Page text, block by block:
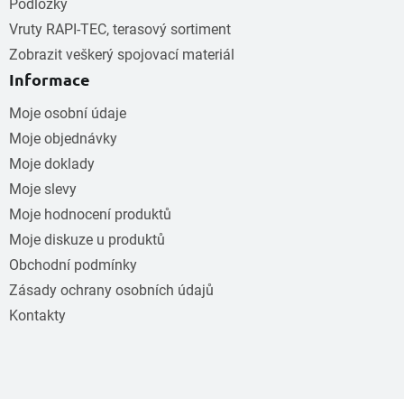
Podložky
Vruty RAPI-TEC, terasový sortiment
Zobrazit veškerý spojovací materiál
Informace
Moje osobní údaje
Moje objednávky
Moje doklady
Moje slevy
Moje hodnocení produktů
Moje diskuze u produktů
Obchodní podmínky
Zásady ochrany osobních údajů
Kontakty